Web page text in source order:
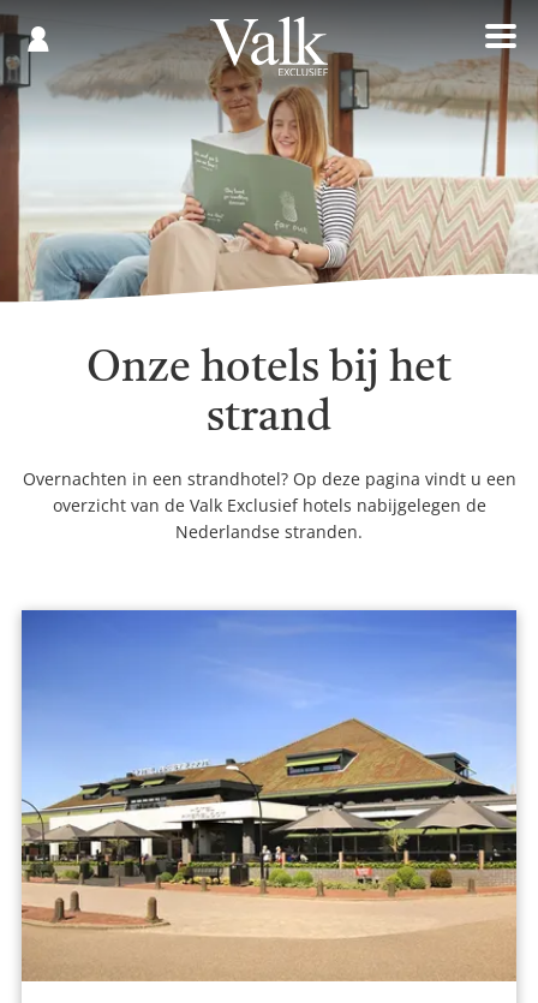
Registreren
Onze hotels bij het
strand
Overnachten in een strandhotel? Op deze pagina vindt u een
overzicht van de Valk Exclusief hotels nabijgelegen de
Nederlandse stranden.